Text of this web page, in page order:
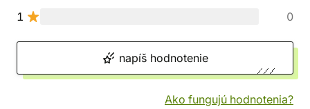
1
0
napíš hodnotenie
Ako fungujú hodnotenia?